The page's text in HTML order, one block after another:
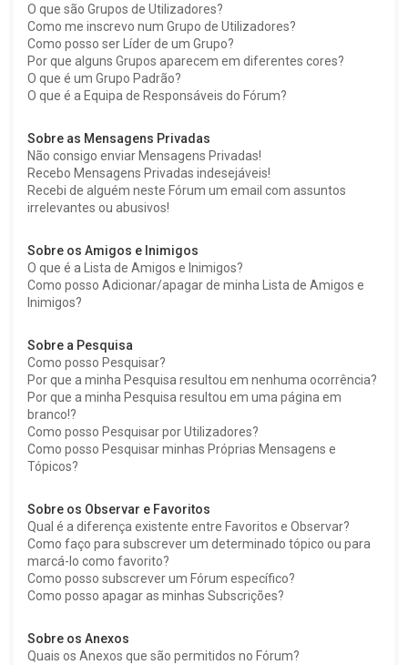
O que são Grupos de Utilizadores?
Como me inscrevo num Grupo de Utilizadores?
Como posso ser Líder de um Grupo?
Por que alguns Grupos aparecem em diferentes cores?
O que é um Grupo Padrão?
O que é a Equipa de Responsáveis do Fórum?
Sobre as Mensagens Privadas
Não consigo enviar Mensagens Privadas!
Recebo Mensagens Privadas indesejáveis!
Recebi de alguém neste Fórum um email com assuntos
irrelevantes ou abusivos!
Sobre os Amigos e Inimigos
O que é a Lista de Amigos e Inimigos?
Como posso Adicionar/apagar de minha Lista de Amigos e
Inimigos?
Sobre a Pesquisa
Como posso Pesquisar?
Por que a minha Pesquisa resultou em nenhuma ocorrência?
Por que a minha Pesquisa resultou em uma página em
branco!?
Como posso Pesquisar por Utilizadores?
Como posso Pesquisar minhas Próprias Mensagens e
Tópicos?
Sobre os Observar e Favoritos
Qual é a diferença existente entre Favoritos e Observar?
Como faço para subscrever um determinado tópico ou para
marcá-lo como favorito?
Como posso subscrever um Fórum específico?
Como posso apagar as minhas Subscrições?
Sobre os Anexos
Quais os Anexos que são permitidos no Fórum?